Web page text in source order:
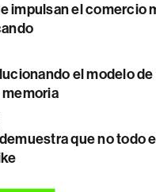
impulsan el comercio
el modelo
que no todo